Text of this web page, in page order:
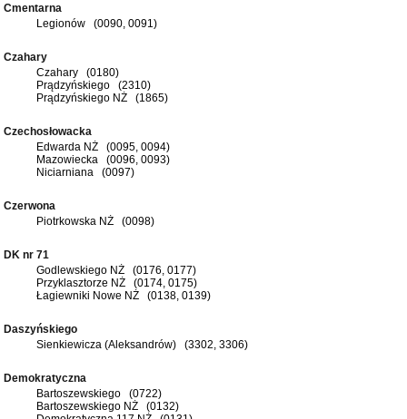
Cmentarna
Legionów (0090, 0091)
Czahary
Czahary (0180)
Prądzyńskiego (2310)
Prądzyńskiego NŻ (1865)
Czechosłowacka
Edwarda NŻ (0095, 0094)
Mazowiecka (0096, 0093)
Niciarniana (0097)
Czerwona
Piotrkowska NŻ (0098)
DK nr 71
Godlewskiego NŻ (0176, 0177)
Przyklasztorze NŻ (0174, 0175)
Łagiewniki Nowe NŻ (0138, 0139)
Daszyńskiego
Sienkiewicza (Aleksandrów) (3302, 3306)
Demokratyczna
Bartoszewskiego (0722)
Bartoszewskiego NŻ (0132)